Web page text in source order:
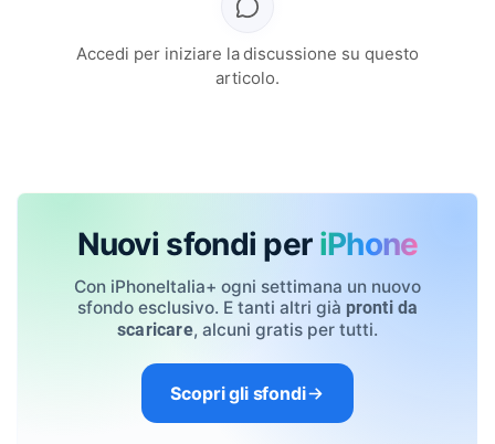
Accedi per iniziare la discussione su questo
articolo.
Nuovi sfondi per iPhone
Con iPhoneItalia+ ogni settimana un nuovo
sfondo esclusivo. E tanti altri già pronti da
scaricare, alcuni gratis per tutti.
Scopri gli sfondi